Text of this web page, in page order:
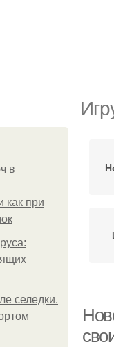
в
как при
селедки.